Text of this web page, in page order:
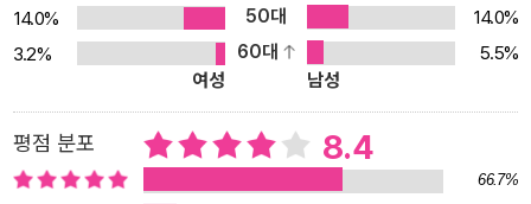
정치 차원에서 탐구한다. 저자의 주장에 따르면 오늘날 볼 수 있는 기
후 사건들은 전례가 없는 특성 탓에 우리의 사고 체계나 상상 형식과
유별나다 할 정도로 불화한다. 이는 특히 진지한 문학 소설에 딱 들어
이도는 오늘날 우리가 생각하는 주류 문학으로서 소설이 다루기에는
결코 일어날 수 없을 것 같은 사건인 것이다. 따라서 그런 기후 사건은
14.0%
50대
14.0%
3.2%
60대
5.5%
여성
남성
평점 분포 8.4
66.7%